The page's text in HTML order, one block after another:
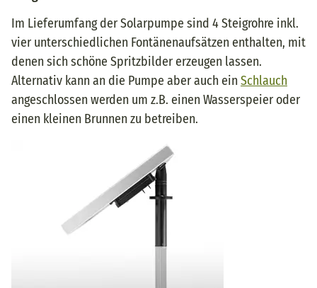
Im Lieferumfang der Solarpumpe sind 4 Steigrohre inkl.
vier unterschiedlichen Fontänenaufsätzen enthalten, mit
denen sich schöne Spritzbilder erzeugen lassen.
Alternativ kann an die Pumpe aber auch ein Schlauch
angeschlossen werden um z.B. einen Wasserspeier oder
einen kleinen Brunnen zu betreiben.